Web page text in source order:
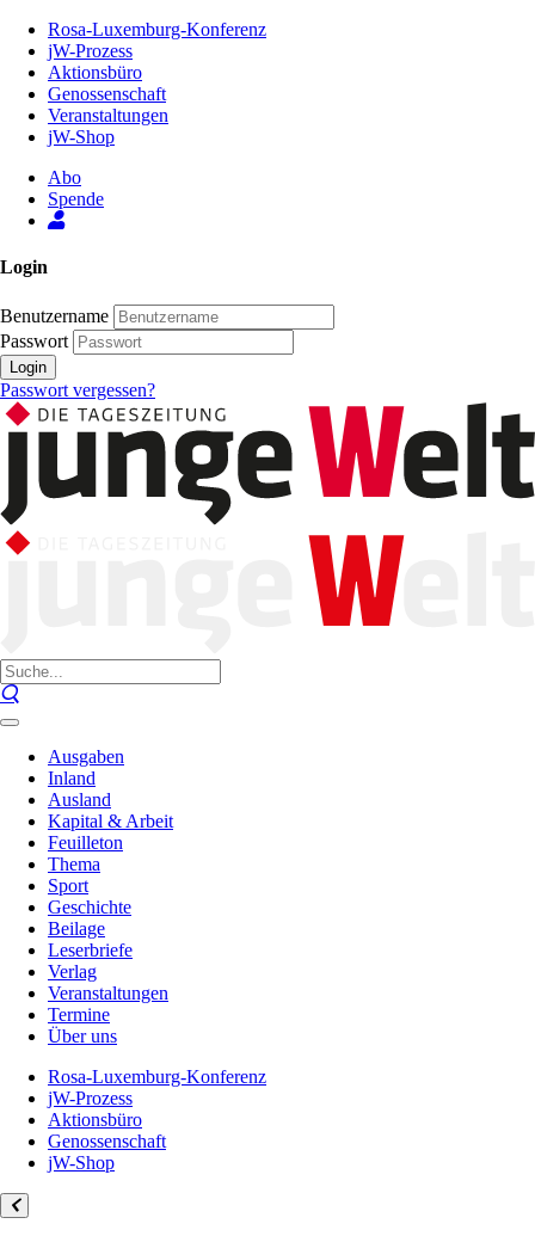
Inhalt
Seite
Rosa-Luxemburg-Konferenz
jW-Prozess
Aktionsbüro
Genossenschaft
Veranstaltungen
jW-Shop
Abo
Spende
Login
Benutzername
Passwort
Login
Passwort vergessen?
Ausgaben
Inland
Ausland
Kapital & Arbeit
Feuilleton
Thema
Sport
Geschichte
Beilage
Leserbriefe
Verlag
Veranstaltungen
Termine
Über uns
Rosa-Luxemburg-Konferenz
jW-Prozess
Aktionsbüro
Genossenschaft
jW-Shop